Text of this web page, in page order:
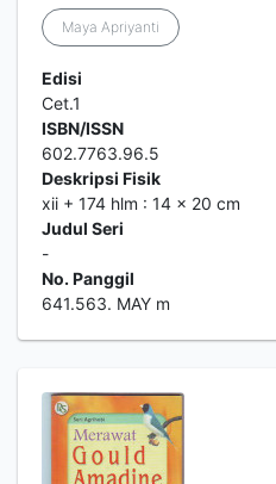
Maya Apriyanti
Edisi
Cet.1
ISBN/ISSN
602.7763.96.5
Deskripsi Fisik
xii + 174 hlm : 14 x 20 cm
Judul Seri
-
No. Panggil
641.563. MAY m